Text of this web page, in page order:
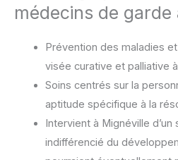
médecins de garde
Prévention des maladies
visée curative et palliative
Soins centrés sur la
aptitude spécifique à la
Intervient à Mignéville
indifférencié du